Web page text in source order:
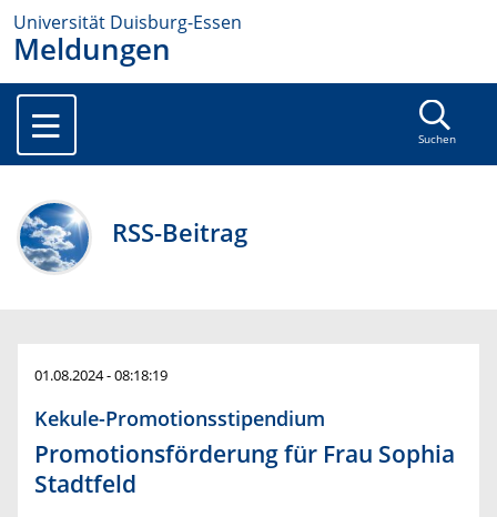
Universität Duisburg-Essen
Meldungen
Suchen
RSS-Beitrag
01.08.2024 - 08:18:19
Kekule-Promotionsstipendium
Promotionsförderung für Frau Sophia
Stadtfeld